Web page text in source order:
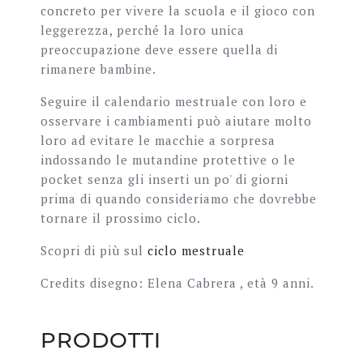
concreto per vivere la scuola e il gioco con
leggerezza, perché la loro unica
preoccupazione deve essere quella di
rimanere bambine.
Seguire il calendario mestruale con loro e
osservare i cambiamenti può aiutare molto
loro ad evitare le macchie a sorpresa
indossando le mutandine protettive o le
pocket senza gli inserti un po' di giorni
prima di quando consideriamo che dovrebbe
tornare il prossimo ciclo.
Scopri di più sul ciclo mestruale
Credits disegno: Elena Cabrera , età 9 anni.
PRODOTTI